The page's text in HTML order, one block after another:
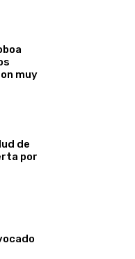
muy
de
por